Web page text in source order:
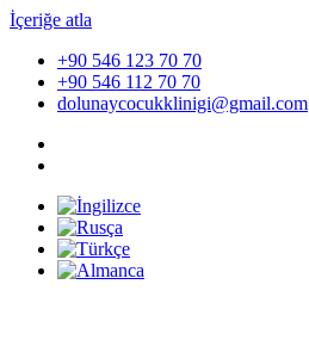
İçeriğe atla
+90 546 123 70 70
+90 546 112 70 70
dolunaycocukklinigi@gmail.com